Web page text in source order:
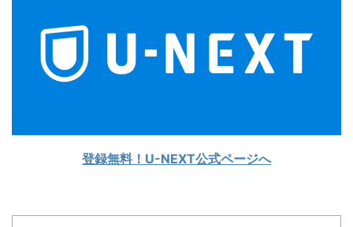
登録無料！U-NEXT公式ページへ